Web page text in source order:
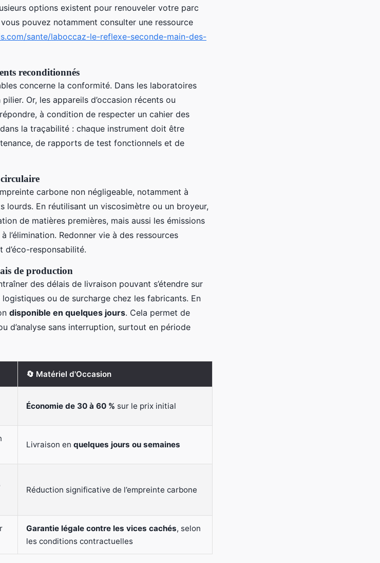
options existent pour renouveler votre parc
pouvez notamment consulter une ressource
sante/laboccaz-le-reflexe-seconde-main-des-
reconditionnés
concerne la conformité. Dans les laboratoires
Or, les appareils d’occasion récents ou
à condition de respecter un cahier des
la traçabilité : chaque instrument doit être
de rapports de test fonctionnels et de
carbone non négligeable, notamment à
lourds. En réutilisant un viscosimètre ou un broyeur,
de matières premières, mais aussi les émissions
Redonner vie à des ressources
responsabilité.
de production
des délais de livraison pouvant s’étendre sur
ou de surcharge chez les fabricants. En
disponible en quelques jours. Cela permet de
d’analyse sans interruption, surtout en période
🔄 Matériel d'Occasion
Économie de 30 à 60 % sur le prix initial
Livraison en quelques jours ou semaines
Réduction significative de l’empreinte carbone
Garantie légale contre les vices cachés, selon
les conditions contractuelles